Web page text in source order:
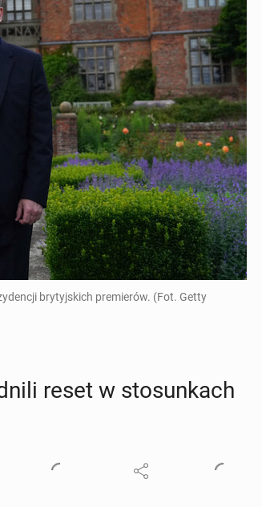
brytyjskich premierów. (Fot. Getty
reset w sto­sun­kach